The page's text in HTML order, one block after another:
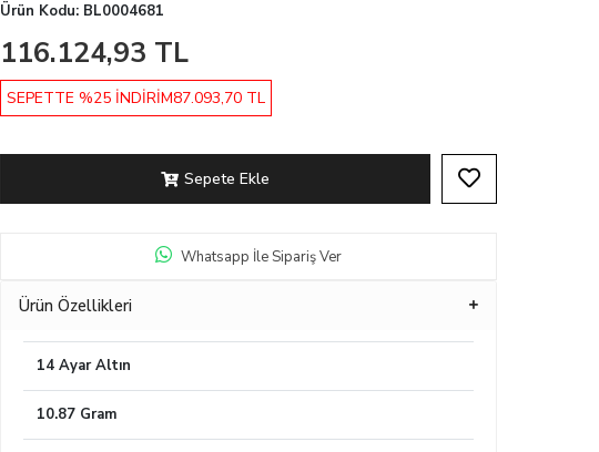
Ürün Kodu: BL0004681
116.124,93 TL
SEPETTE %25 İNDİRİM87.093,70 TL
Sepete Ekle
Whatsapp İle Sipariş Ver
Ürün Özellikleri
14 Ayar Altın
10.87 Gram